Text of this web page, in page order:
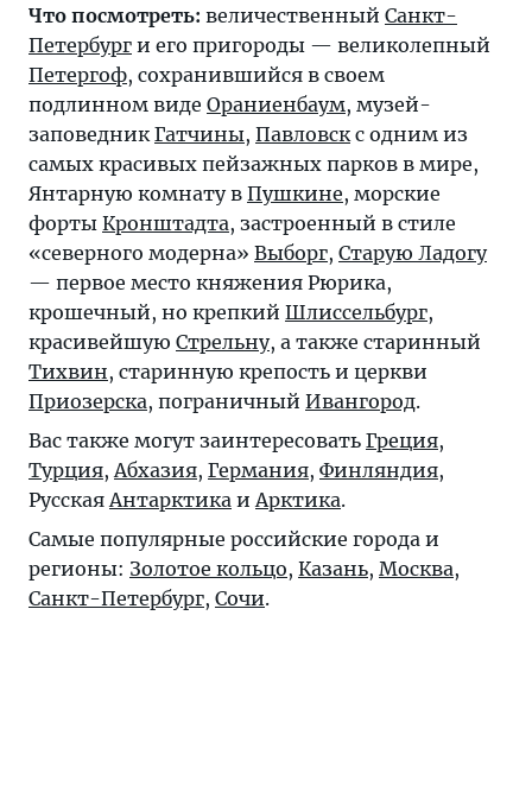
Что посмотреть: величественный Санкт-
Петербург и его пригороды — великолепный
Петергоф, сохранившийся в своем
подлинном виде Ораниенбаум, музей-
заповедникГатчины, Павловскс одним из
самых красивых пейзажных парков в мире,
Янтарную комнату в Пушкине, морские
форты Кронштадта, застроенный в стиле
«северного модерна» Выборг, Старую Ладогу
— первое место княжения Рюрика,
крошечный, но крепкий Шлиссельбург,
красивейшую Стрельну, а также старинный
Тихвин, старинную крепость и церкви
Приозерска, пограничный Ивангород.
Вас также могут заинтересовать Греция,
Турция,Абхазия, Германия, Финляндия,
РусскаяАнтарктика иАрктика.
Самые популярные российские города и
регионы: Золотое кольцо, Казань, Москва,
Санкт-Петербург, Сочи.